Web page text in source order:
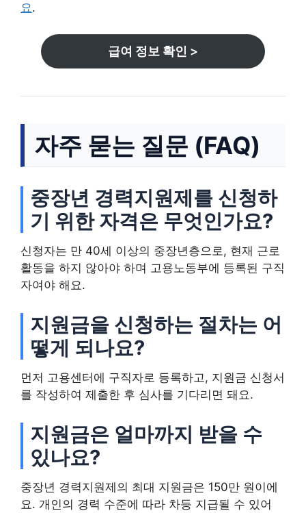
요.
급여 정보 확인 >
자주 묻는 질문 (FAQ)
중장년 경력지원제를 신청하
기 위한 자격은 무엇인가요?
신청자는 만 40세 이상의 중장년층으로, 현재 근로
활동을 하지 않아야 하며 고용노동부에 등록된 구직
자여야 해요.
지원금을 신청하는 절차는 어
떻게 되나요?
먼저 고용센터에 구직자로 등록하고, 지원금 신청서
를 작성하여 제출한 후 심사를 기다리면 돼요.
지원금은 얼마까지 받을 수
있나요?
중장년 경력지원제의 최대 지원금은 150만 원이에
요. 개인의 경력 수준에 따라 차등 지급될 수 있어